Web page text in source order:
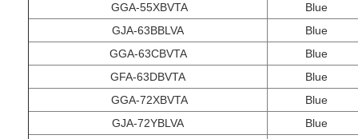
GGA-55XBVTA
Blue
GJA-63BBLVA
Blue
GGA-63CBVTA
Blue
GFA-63DBVTA
Blue
GGA-72XBVTA
Blue
GJA-72YBLVA
Blue